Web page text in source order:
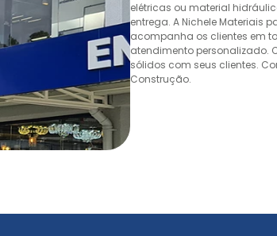
elétricas ou material
entrega. A Nichele Materiais
acompanha os clientes em
atendimento personalizado.
sólidos com seus clientes.
Construção.